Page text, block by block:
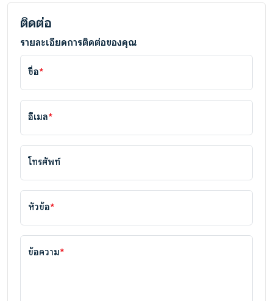
ติดต่อ
รายละเอียดการติดต่อของคุณ
ชื่อ*
อีเมล*
โทรศัพท์
หัวข้อ*
ข้อความ*